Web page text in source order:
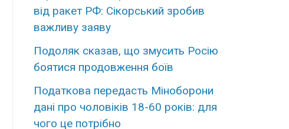
від ракет РФ: Сікорський зробив
важливу заяву
Подоляк сказав, що змусить Росію
боятися продовження боїв
Податкова передасть Міноборони
дані про чоловіків 18-60 років: для
чого це потрібно